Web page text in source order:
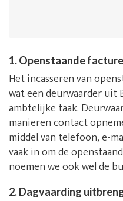
1. Openstaande
Het incasseren van
wat een deurwaarder uit
ambtelijke taak.
manieren contact
middel van telefoon, e-
vaak in om de
noemen we ook wel de
2. Dagvaarding